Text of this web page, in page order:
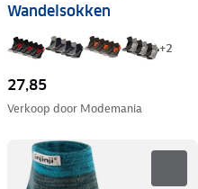
Wandelsokken
+2
27,85
Verkoop door Modemania